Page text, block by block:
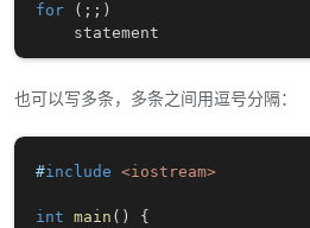
for ( ; ; )
也可以写多条，多条之间用逗号分隔：
#include <iostream>
int main ( ) {